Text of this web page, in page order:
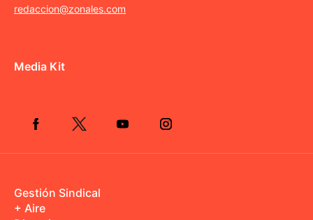
redaccion@zonales.com
Media Kit
Gestión Sindical
+ Aire